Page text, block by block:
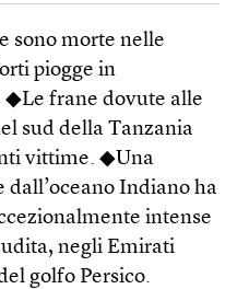
sono morte nelle
piogge in
◆Le frane dovute alle
sud della Tanzania
vittime. ◆Una
Indiano ha
intense
negli Emirati
golfo Persico.